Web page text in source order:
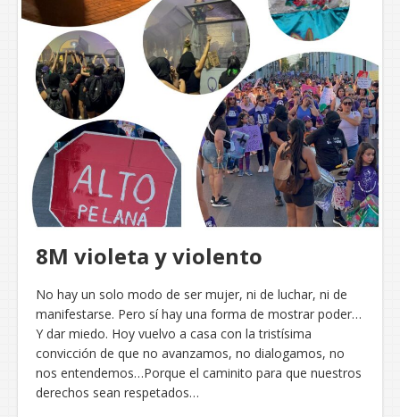
8M violeta y violento
No hay un solo modo de ser mujer, ni de luchar, ni de
manifestarse. Pero sí hay una forma de mostrar poder…
Y dar miedo. Hoy vuelvo a casa con la tristísima
convicción de que no avanzamos, no dialogamos, no
nos entendemos…Porque el caminito para que nuestros
derechos sean respetados…